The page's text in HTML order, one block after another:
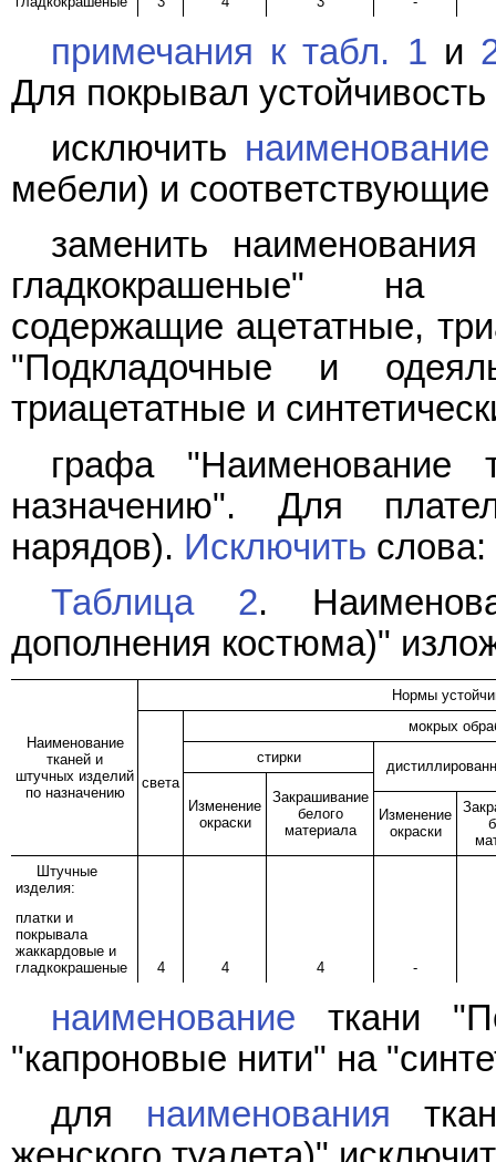
примечания к табл. 1 и
Для покрывал
исключить наименование
мебели) и
заменить
гладкокрашеные" на
содержащие ацетатные,
"Подкладочные и
триацетатные и
графа "Наименование
назначению". Для
нарядов). Исключить слова:
Таблица 2.
дополнения костюма)"
Наименование
тканей и
штучных изделий
по назначению
Нормы
света
мокрых
стирки
Изменение
окраски
Закрашивание
белого
материала
Изменение
окраски
Штучные
изделия:
платки и
покрывала
жаккардовые и
гладкокрашеные
4 4 4 -
наименование ткани
"капроновые нити" на
для наименования